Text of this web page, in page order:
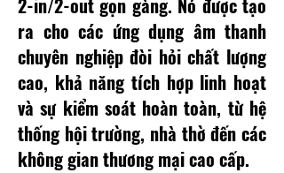
2-in/2-out gọn gàng. Nó được tạo
ra cho các ứng dụng âm thanh
chuyên nghiệp đòi hỏi chất lượng
cao, khả năng tích hợp linh hoạt
và sự kiểm soát hoàn toàn, từ hệ
thống hội trường, nhà thờ đến các
không gian thương mại cao cấp.